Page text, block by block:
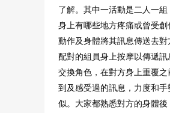
了解。其中一活動是二人一組
身上有哪些地方疼痛或曾受創
動作及身體將其訊息傳送去對
配對的組員身上按摩以傳遞訊
交換角色，在對方身上重覆之
到及感受過的訊息，力度和手
似。大家都熟悉對方的身體後